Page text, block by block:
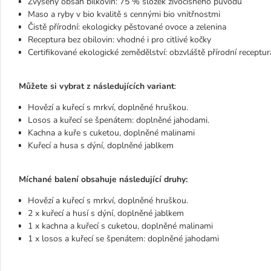
Maso a ryby v bio kvalitě s cennými bio vnitřnostmi
Čistě přírodní: ekologicky pěstované ovoce a zelenina
Receptura bez obilovin: vhodné i pro citlivé kočky
Certifikované ekologické zemědělství: obzvláště přírodní
Můžete si vybrat z následujících variant:
Hovězí a kuřecí s mrkví, doplněné hruškou.
Losos a kuřecí se špenátem: doplněné jahodami.
Kachna a kuře s cuketou, doplněné malinami
Kuřecí a husa s dýní, doplněné jablkem
Míchané balení obsahuje následující druhy:
Hovězí a kuřecí s mrkví, doplněné hruškou.
2 x kuřecí a husí s dýní, doplněné jablkem
1 x kachna a kuřecí s cuketou, doplněné malinami
1 x losos a kuřecí se špenátem: doplněné jahodami